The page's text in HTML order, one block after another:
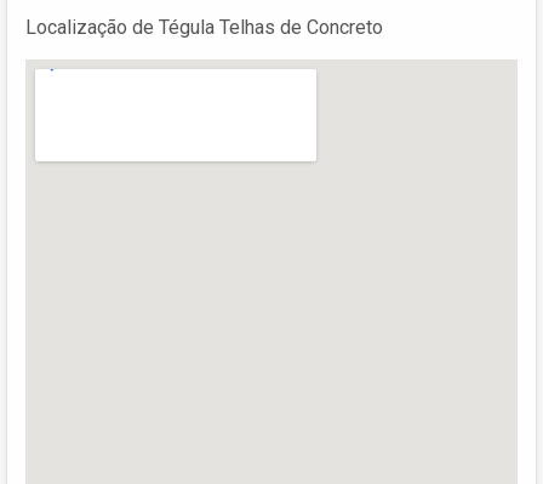
Localização de Tégula Telhas de Concreto